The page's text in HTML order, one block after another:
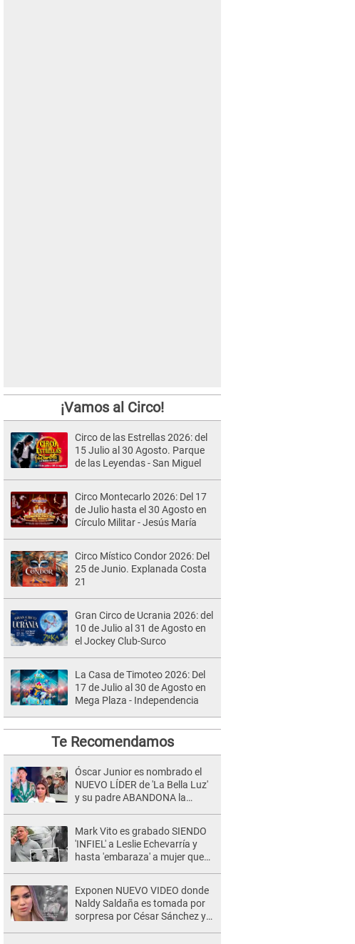
¡Vamos al Circo!
Circo de las Estrellas 2026: del
15 Julio al 30 Agosto. Parque
de las Leyendas - San Miguel
Circo Montecarlo 2026: Del 17
de Julio hasta el 30 Agosto en
Círculo Militar - Jesús María
Circo Místico Condor 2026: Del
25 de Junio. Explanada Costa
21
Gran Circo de Ucrania 2026: del
10 de Julio al 31 de Agosto en
el Jockey Club-Surco
La Casa de Timoteo 2026: Del
17 de Julio al 30 de Agosto en
Mega Plaza - Independencia
Te Recomendamos
Óscar Junior es nombrado el
NUEVO LÍDER de 'La Bella Luz'
y su padre ABANDONA la
Mark Vito es grabado SIENDO
'INFIEL' a Leslie Echevarría y
hasta 'embaraza' a mujer que
Exponen NUEVO VIDEO donde
Naldy Saldaña es tomada por
sorpresa por César Sánchez y